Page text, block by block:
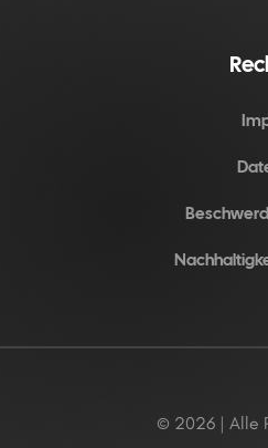
© 2026 | Alle